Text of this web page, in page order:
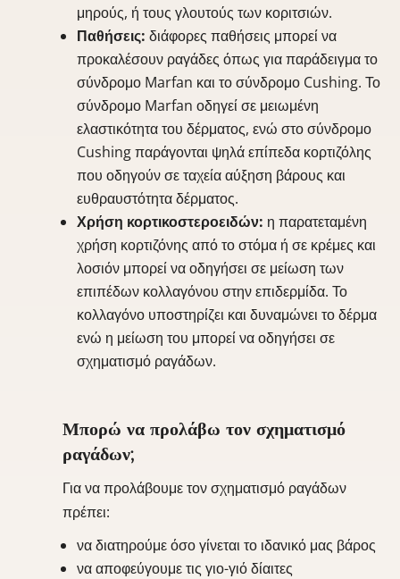
μηρούς, ή τους γλουτούς των κοριτσιών.
Παθήσεις: διάφορες παθήσεις μπορεί να
προκαλέσουν ραγάδες όπως για παράδειγμα το
σύνδρομο Marfan και το σύνδρομο Cushing. Το
σύνδρομο Marfan οδηγεί σε μειωμένη
ελαστικότητα του δέρματος, ενώ στο σύνδρομο
Cushing παράγονται ψηλά επίπεδα κορτιζόλης
που οδηγούν σε ταχεία αύξηση βάρους και
ευθραυστότητα δέρματος.
Χρήση κορτικοστεροειδών: η παρατεταμένη
χρήση κορτιζόνης από το στόμα ή σε κρέμες και
λοσιόν μπορεί να οδηγήσει σε μείωση των
επιπέδων κολλαγόνου στην επιδερμίδα. Το
κολλαγόνο υποστηρίζει και δυναμώνει το δέρμα
ενώ η μείωση του μπορεί να οδηγήσει σε
σχηματισμό ραγάδων.
Μπορώ να προλάβω τον σχηματισμό
ραγάδων;
Για να προλάβουμε τον σχηματισμό ραγάδων
πρέπει:
να διατηρούμε όσο γίνεται το ιδανικό μας βάρος
να αποφεύγουμε τις γιο-γιό δίαιτες